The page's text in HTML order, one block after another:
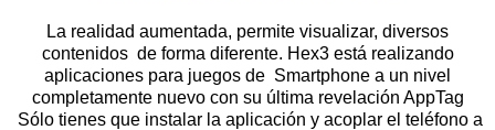
La realidad aumentada, permite visualizar, diversos
contenidos de forma diferente. Hex3 está realizando
aplicaciones para juegos de Smartphone a un nivel
completamente nuevo con su última revelación AppTag
Sólo tienes que instalar la aplicación y acoplar el teléfono a